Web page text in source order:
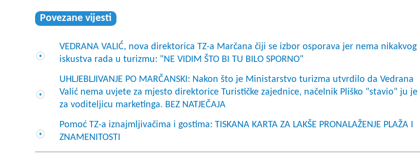
Povezane vijesti
VEDRANA VALIĆ, nova direktorica TZ-a Marčana čiji se izbor osporava jer nema nikakvog
iskustva rada u turizmu: "NE VIDIM ŠTO BI TU BILO SPORNO"
UHLJEBLJIVANJE PO MARČANSKI: Nakon što je Ministarstvo turizma utvrdilo da Vedrana
Valić nema uvjete za mjesto direktorice Turističke zajednice, načelnik Pliško "stavio" ju je
za voditeljicu marketinga. BEZ NATJEČAJA
Pomoć TZ-a iznajmljivačima i gostima: TISKANA KARTA ZA LAKŠE PRONALAŽENJE PLAŽA I
ZNAMENITOSTI